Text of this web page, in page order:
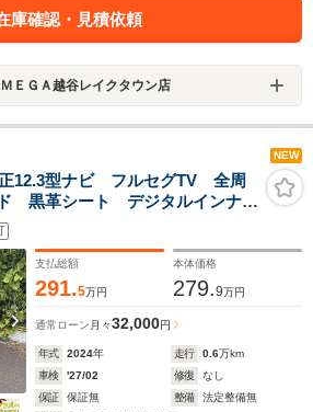
庫確認・見積依頼
ＥＧＡ越谷レイクタウン店
NEW
型ナビ フルセグTV 全周
黒革シート デジタルインナー
ステアリングヒーター トヨ
ダークルーズコントロール
支払総額
291.5万円
本体価格
279.9万円
通常ローン 月々32,000円
年式 2024年 走行 0.6万km
車検
'27/02 修復
なし
保証
保証無 整備
法定整備無